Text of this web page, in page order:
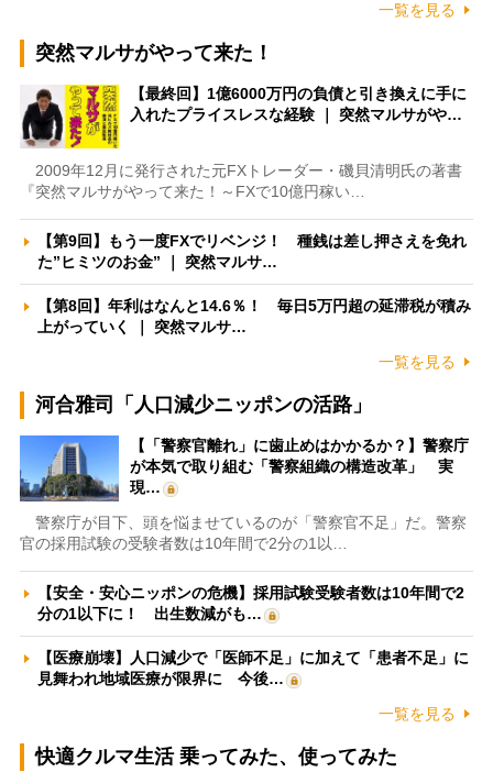
一覧を見る
突然マルサがやって来た！
【最終回】1億6000万円の負債と引き換えに手に
入れたプライスレスな経験 ｜ 突然マルサがや…
2009年12月に発行された元FXトレーダー・磯貝清明氏の著書
『突然マルサがやって来た！～FXで10億円稼い…
【第9回】もう一度FXでリベンジ！ 種銭は差し押さえを免れ
た”ヒミツのお金” ｜ 突然マルサ…
【第8回】年利はなんと14.6％！ 毎日5万円超の延滞税が積み
上がっていく ｜ 突然マルサ…
一覧を見る
河合雅司「人口減少ニッポンの活路」
【「警察官離れ」に歯止めはかかるか？】警察庁
が本気で取り組む「警察組織の構造改革」 実
現…
警察庁が目下、頭を悩ませているのが「警察官不足」だ。警察
官の採用試験の受験者数は10年間で2分の1以…
【安全・安心ニッポンの危機】採用試験受験者数は10年間で2
分の1以下に！ 出生数減がも…
【医療崩壊】人口減少で「医師不足」に加えて「患者不足」に
見舞われ地域医療が限界に 今後…
一覧を見る
快適クルマ生活 乗ってみた、使ってみた